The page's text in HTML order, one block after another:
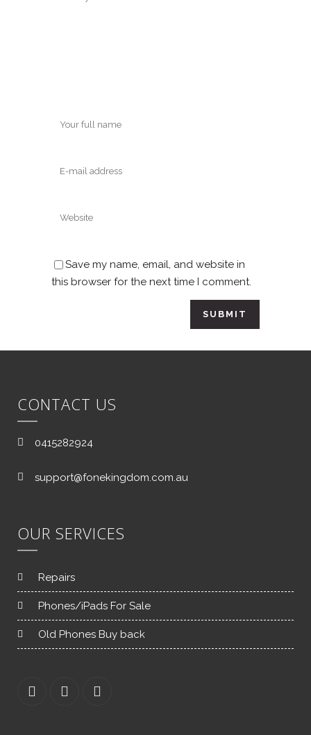
Save my name, email, and website in
this browser for the next time I comment.
CONTACT US
0415282924
support@fonekingdom.com.au
OUR SERVICES
Repairs
Phones/iPads For Sale
Old Phones Buy back